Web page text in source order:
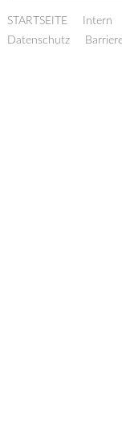
STARTSEITE Intern
Datenschutz